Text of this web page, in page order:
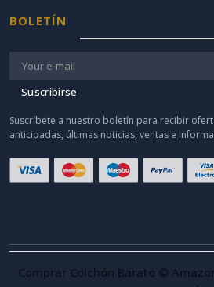
BOLETÍN
Suscribirse
Suscríbete a nuestro boletín para recibir
anticipadas, últimas noticias, ventas e
Comprar Colchón Barato ©